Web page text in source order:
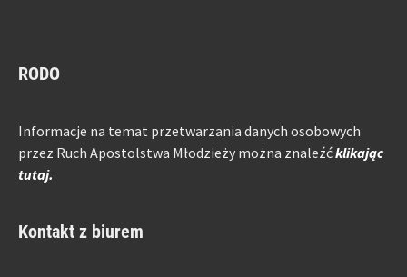
RODO
Informacje na temat przetwarzania danych osobowych
przez Ruch Apostolstwa Młodzieży można znaleźćklikając
tutaj.
Kontakt z biurem